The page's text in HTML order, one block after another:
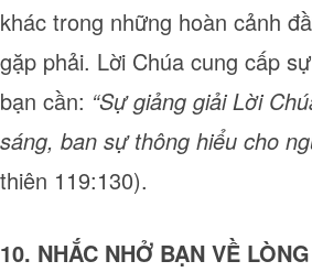
khác trong những hoàn cảnh
gặp phải. Lời Chúa cung cấp
bạn cần: “Sự giảng giải Lời
sáng, ban sự thông hiểu cho
thiên 119:130).
10. NHẮC NHỞ BẠN VỀ